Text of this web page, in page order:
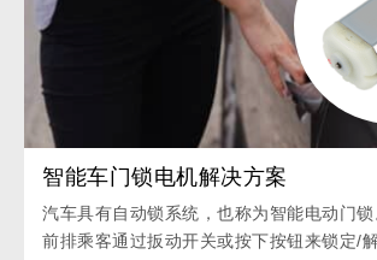
智能车门锁电机解决方案
汽车具有自动锁系统，也称为智能电动门
前排乘客通过扳动开关或按下按钮来锁定/解